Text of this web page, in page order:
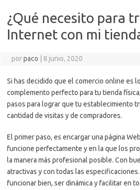
¿Qué necesito para
Internet con mi
porpaco 8 junio, 2020
Si has decidido que el comercio online es
complemento perfecto para tu tienda
pasos para lograr que tu establecimiento
cantidad de visitas y de compradores.
El primer paso, es encargar una página
funcione perfectamente y en la que los
la manera más profesional posible. Con
atractivas y con todas las
funcionar bien, ser dinámica y facilitar en